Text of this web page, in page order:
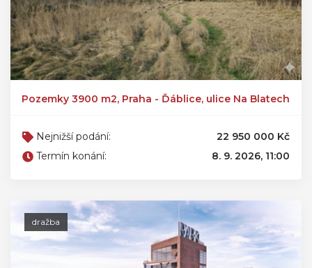
Pozemky 3900 m2, Praha - Ďáblice, ulice Na Blatech
Nejnižší podání:
22 950 000 Kč
Termín konání:
8. 9. 2026, 11:00
dražba